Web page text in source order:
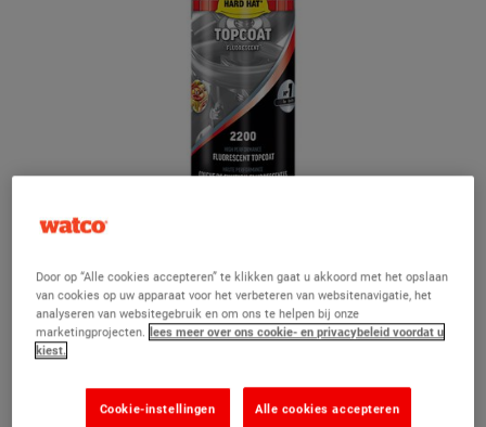
Hard Hat® Deklagen fluorescerend 500ML
(1)
Door op “Alle cookies accepteren” te klikken gaat u akkoord met het opslaan
van cookies op uw apparaat voor het verbeteren van websitenavigatie, het
analyseren van websitegebruik en om ons te helpen bij onze
marketingprojecten. lees meer over ons cookie- en privacybeleid voordat u
kiest.
Alle cookies accepteren
Cookie-instellingen